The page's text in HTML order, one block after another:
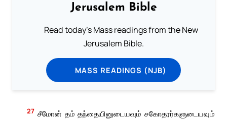
Jerusalem Bible
Read today's Mass readings from the New
Jerusalem Bible.
MASS READINGS (NJB)
27 சீமோன் தம் தந்தையினுடையவும் சகோதரர்களுடையவும்